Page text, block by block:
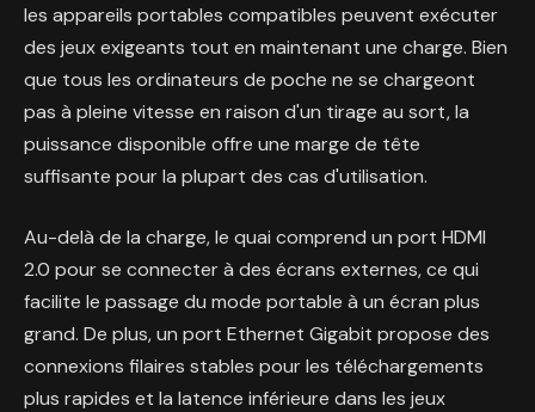
les appareils portables compatibles peuvent exécuter
des jeux exigeants tout en maintenant une charge. Bien
que tous les ordinateurs de poche ne se chargeont
pas à pleine vitesse en raison d'un tirage au sort, la
puissance disponible offre une marge de tête
suffisante pour la plupart des cas d'utilisation.
Au-delà de la charge, le quai comprend un port HDMI
2.0 pour se connecter à des écrans externes, ce qui
facilite le passage du mode portable à un écran plus
grand. De plus, un port Ethernet Gigabit propose des
connexions filaires stables pour les téléchargements
plus rapides et la latence inférieure dans les jeux